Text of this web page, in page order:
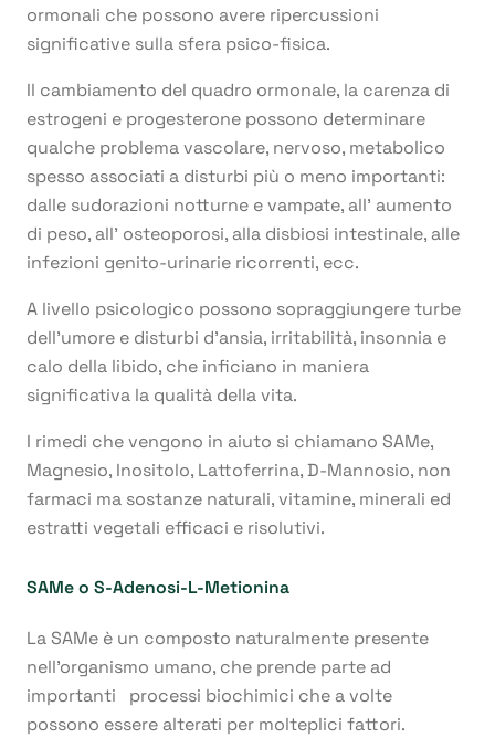
ormonali che possono avere ripercussioni
significative sulla sfera psico-fisica.
Il cambiamento del quadro ormonale, la carenza di
estrogeni e progesterone possono determinare
qualche problema vascolare, nervoso, metabolico
spesso associati a disturbi più o meno importanti:
dalle sudorazioni notturne e vampate, all’ aumento
di peso, all’ osteoporosi, alla disbiosi intestinale, alle
infezioni genito-urinarie ricorrenti, ecc.
A livello psicologico possono sopraggiungere turbe
dell’umore e disturbi d’ansia, irritabilità, insonnia e
calo della libido, che inficiano in maniera
significativa la qualità della vita.
I rimedi che vengono in aiuto si chiamano SAMe,
Magnesio, Inositolo, Lattoferrina, D-Mannosio, non
farmaci ma sostanze naturali, vitamine, minerali ed
estratti vegetali efficaci e risolutivi.
SAMe o S-Adenosi-L-Metionina
La SAMe è un composto naturalmente presente
nell’organismo umano, che prende parte ad
importanti processi biochimici che a volte
possono essere alterati per molteplici fattori.